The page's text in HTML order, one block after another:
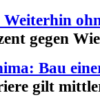
Weiterhin
gegen
Bau
gilt